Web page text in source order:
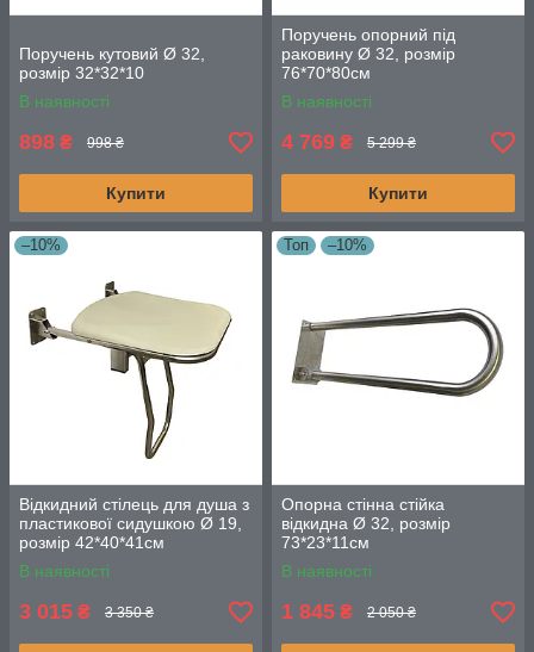
Поручень кутовий Ø 32,
розмір 32*32*10
В наявності
898 ₴ 998 ₴
Купити
Поручень опорний під
раковину Ø 32, розмір
76*70*80см
В наявності
4 769 ₴ 5 299 ₴
Купити
–10%
Відкидний стілець для душа з
пластикової сидушкою Ø 19,
розмір 42*40*41см
В наявності
3 015 ₴ 3 350 ₴
Топ –10%
Опорна стінна стійка
відкидна Ø 32, розмір
73*23*11см
В наявності
1 845 ₴ 2 050 ₴